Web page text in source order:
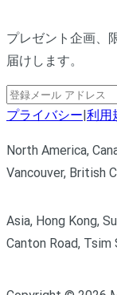
プレゼント企画、
届けします。
プライバシー|利用
North America,
Vancouver, British
Asia, Hong Kong,
Canton Road, Tsim